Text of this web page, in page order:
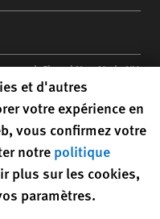
34th Floor | New York,NY
registered in the US
et d'autres
votre expérience en
vous confirmez votre
notre politique
plus sur les cookies,
paramètres.